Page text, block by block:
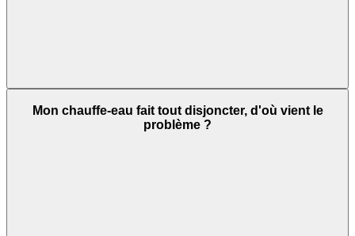
Mon chauffe-eau fait tout disjoncter, d'où vient le
problème ?